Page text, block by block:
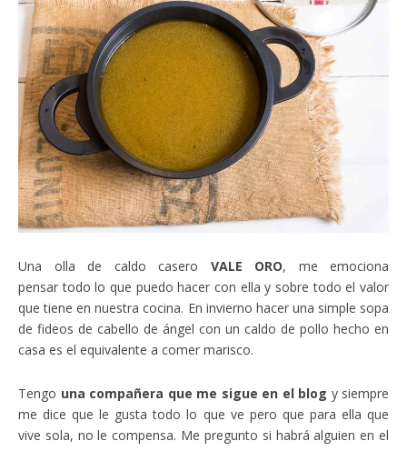
Una olla de caldo casero VALE ORO, me emociona
pensar todo lo que puedo hacer con ella y sobre todo el valor
que tiene en nuestra cocina. En invierno hacer una simple sopa
de fideos de cabello de ángel con un caldo de pollo hecho en
casa es el equivalente a comer marisco.
Tengo una compañera que me sigue en el blog y siempre
me dice que le gusta todo lo que ve pero que para ella que
vive sola, no le compensa. Me pregunto si habrá alguien en el